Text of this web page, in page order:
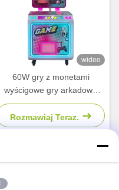
wideo
60W gry z monetami
wyścigowe gry arkadowe
rybackie gry motocyklowe
Rozmawiaj Teraz.